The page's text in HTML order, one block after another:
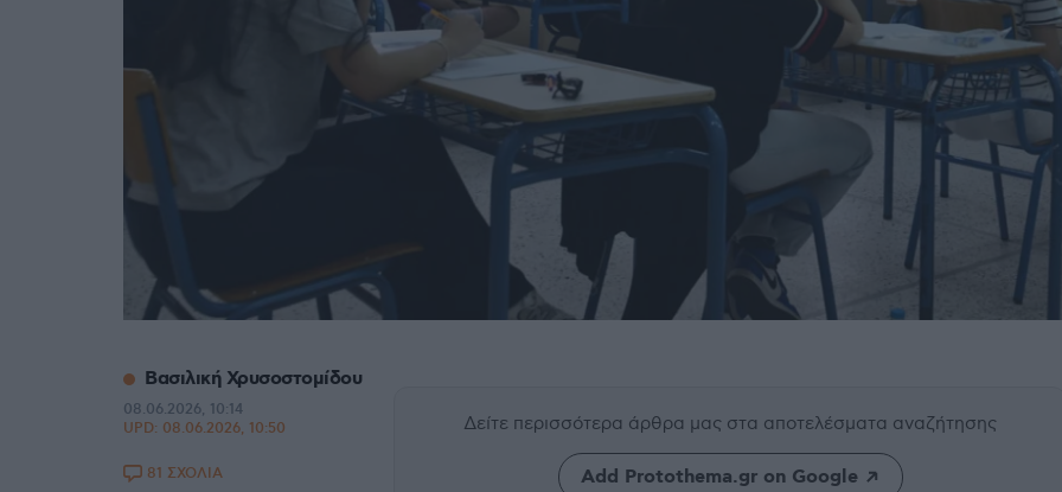
Δείτε περισσότερα άρθρα μας στα αποτελέσματα αναζήτησης
Add Protothema.gr on Google
Βασιλική Χρυσοστομίδου
08.06.2026, 10:14
UPD: 08.06.2026, 10:50
81 ΣΧΟΛΙΑ